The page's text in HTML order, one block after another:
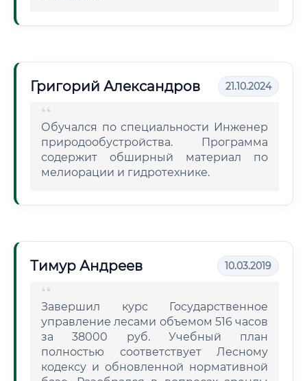
Григорий Александров 21.10.2024
Обучался по специальности Инженер
природообустройства. Программа
содержит обширный материал по
мелиорации и гидротехнике.
Тимур Андреев 10.03.2019
Завершил курс Государственное
управление лесами объемом 516 часов
за 38000 руб. Учебный план
полностью соответствует Лесному
кодексу и обновленной нормативной